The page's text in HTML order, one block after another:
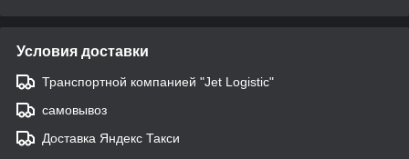
Условия доставки
Транспортной компанией "Jet Logistic"
самовывоз
Доставка Яндекс Такси